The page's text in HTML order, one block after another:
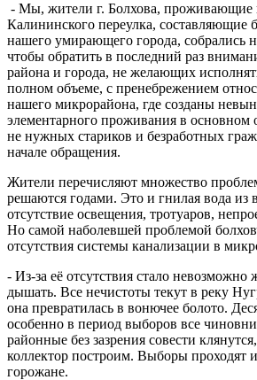
- Мы, жители г. Болхова, проживающие
Калининского переулка, составляющие
нашего умирающего города, собрались
чтобы обратить в последний раз
района и города, не желающих
полном объеме, с пренебрежением
нашего микрорайона, где созданы
элементарного проживания в основном
не нужных стариков и безработных
начале обращения.
Жители перечисляют множество
решаются годами. Это и гнилая вода из
отсутствие освещения, тротуаров,
Но самой наболевшей проблемой
отсутствия системы канализации в
- Из-за её отсутствия стало невозможно
дышать. Все нечистоты текут в реку
она превратилась в вонючее болото.
особенно в период выборов все
районные без зазрения совести
коллектор построим. Выборы проходят
горожане.